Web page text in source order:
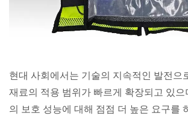
현대 사회에서는 기술의 지속적인 발전으
재료의 적용 범위가 빠르게 확장되고 있으
의 보호 성능에 대해 점점 더 높은 요구를